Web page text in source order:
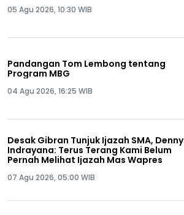
05 Agu 2026, 10:30 WIB
Pandangan Tom Lembong tentang
Program MBG
04 Agu 2026, 16:25 WIB
Desak Gibran Tunjuk Ijazah SMA, Denny
Indrayana: Terus Terang Kami Belum
Pernah Melihat Ijazah Mas Wapres
07 Agu 2026, 05:00 WIB